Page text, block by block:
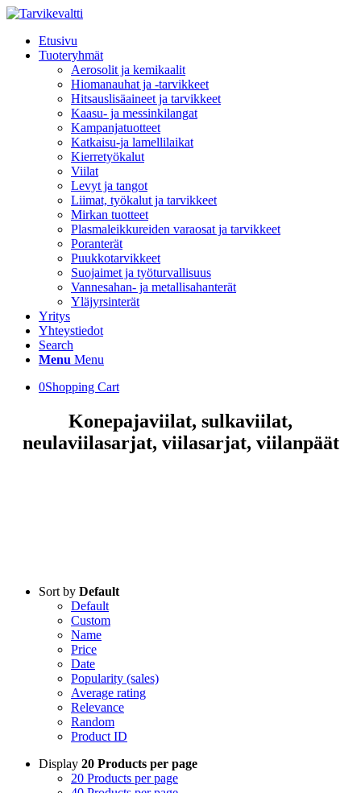
Etusivu
Tuoteryhmät
Aerosolit ja kemikaalit
Hiomanauhat ja -tarvikkeet
Hitsauslisäaineet ja tarvikkeet
Kaasu- ja messinkilangat
Kampanjatuotteet
Katkaisu-ja lamellilaikat
Kierretyökalut
Viilat
Levyt ja tangot
Liimat, työkalut ja tarvikkeet
Mirkan tuotteet
Plasmaleikkureiden varaosat ja tarvikkeet
Poranterät
Puukkotarvikkeet
Suojaimet ja työturvallisuus
Vannesahan- ja metallisahanterät
Yläjyrsinterät
Yritys
Yhteystiedot
Search
Menu Menu
0Shopping Cart
Konepajaviilat, sulkaviilat,
neulaviilasarjat, viilasarjat, viilanpäät
Sort by Default
Default
Custom
Name
Price
Date
Popularity (sales)
Average rating
Relevance
Random
Product ID
Display 20 Products per page
20 Products per page